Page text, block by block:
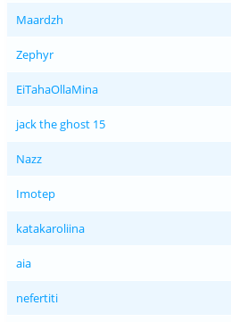
Maardzh
Zephyr
EiTahaOllaMina
jack the ghost 15
Nazz
Imotep
katakaroliina
aia
nefertiti